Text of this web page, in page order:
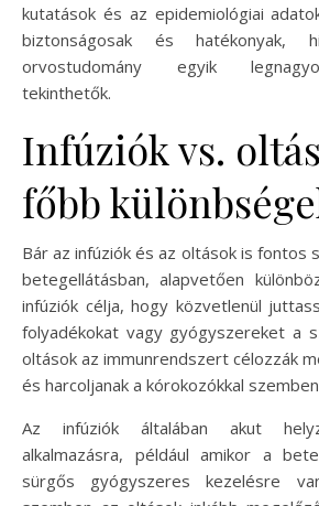
kutatások és az epidemiológiai
biztonságosak és hatékonyak,
orvostudomány egyik
tekinthetők.
Infúziók vs.
főbb
Bár az infúziók és az oltások is fontos
betegellátásban, alapvetően
infúziók célja, hogy közvetlenül
folyadékokat vagy gyógyszereket a
oltások az immunrendszert célozzák
és harcoljanak a kórokozókkal
Az infúziók általában akut
alkalmazásra, például amikor a
sürgős gyógyszeres kezelésre